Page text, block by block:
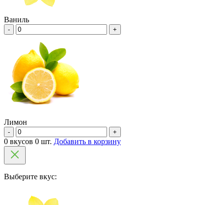
Ваниль
- +
Лимон
- +
0 вкусов 0 шт. Добавить в корзину
Выберите вкус: